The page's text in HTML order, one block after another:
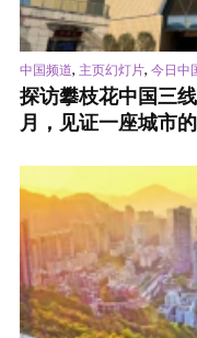
中国频道, 主页幻灯片, 今日中
探访攀枝花中国三
月，见证一座城市